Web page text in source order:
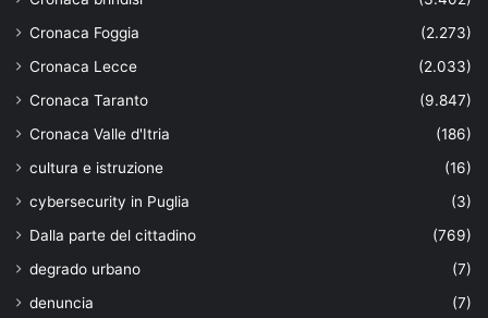
Cronaca Foggia
(2.273)
Cronaca Lecce
(2.033)
Cronaca Taranto
(9.847)
Cronaca Valle d'Itria
(186)
cultura e istruzione
(16)
cybersecurity in Puglia
(3)
Dalla parte del cittadino
(769)
degrado urbano
(7)
denuncia
(7)